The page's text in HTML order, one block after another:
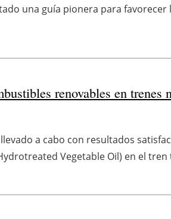
una guía pionera para favorecer
renovables en trenes
a cabo con resultados
Vegetable Oil) en el